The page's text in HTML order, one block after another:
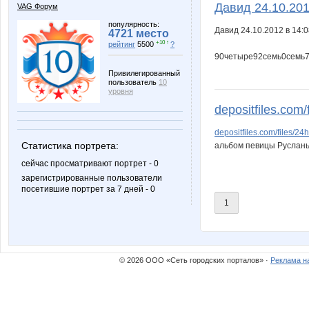
VAG Форум
популярность:
4721 место
рейтинг 5500 +10 ↑ ?
Привилегированный
пользователь 10
уровня
Статистика портрета:
сейчас просматривают портрет - 0
зарегистрированные пользователи
посетившие портрет за 7 дней - 0
Давид
Давид 24.10.2012 в
depositfiles.com/files/
альбом певицы
1
© 2026 ООО «Сеть городских порталов» · Реклама